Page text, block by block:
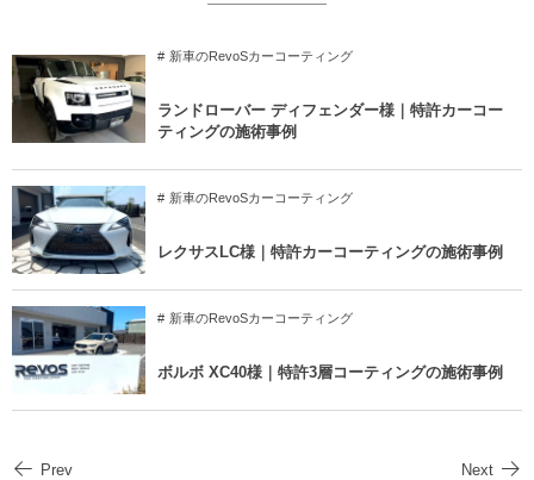
新車のRevoSカーコーティング
ランドローバー ディフェンダー様｜特許カーコー
ティングの施術事例
新車のRevoSカーコーティング
レクサスLC様｜特許カーコーティングの施術事例
新車のRevoSカーコーティング
ボルボ XC40様｜特許3層コーティングの施術事例
Prev Next